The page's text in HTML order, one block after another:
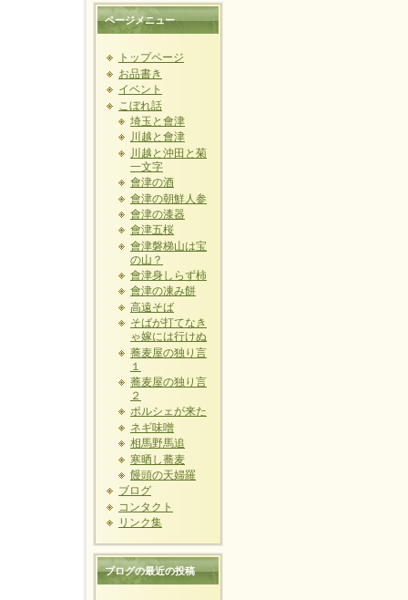
ページメニュー
トップページ
お品書き
イベント
こぼれ話
埼玉と會津
川越と會津
川越と沖田と菊
一文字
會津の酒
會津の朝鮮人参
會津の漆器
會津五桜
會津磐梯山は宝
の山？
會津身しらず柿
會津の凍み餅
高遠そば
そばが打てなき
ゃ嫁には行けぬ
蕎麦屋の独り言
１
蕎麦屋の独り言
２
ポルシェが来た
ネギ味噌
相馬野馬追
寒晒し蕎麦
饅頭の天婦羅
ブログ
コンタクト
リンク集
ブログの最近の投稿